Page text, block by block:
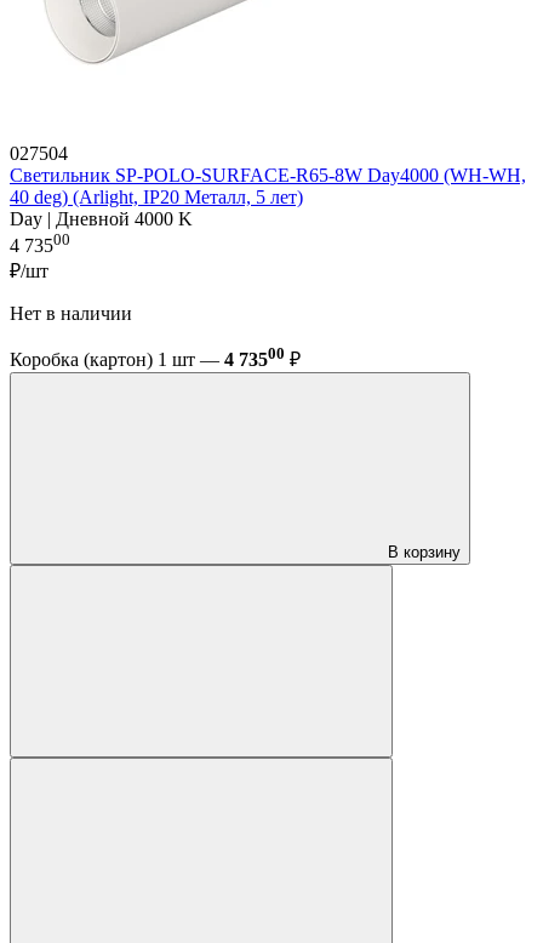
027504
Светильник SP-POLO-SURFACE-R65-8W Day4000 (WH-WH,
40 deg) (Arlight, IP20 Металл, 5 лет)
Day | Дневной 4000 K
4 73500
₽/шт
Нет в наличии
Коробка (картон) 1 шт — 4 73500 ₽
В корзину